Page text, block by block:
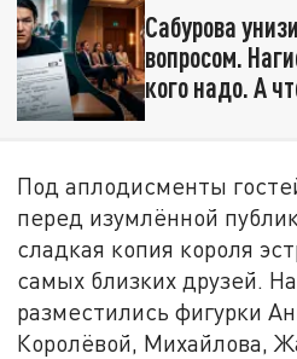
Сабурова
вопросом.
кого надо. А
Под аплодисменты
перед изумлённой
сладкая копия короля
самых близких друзей.
разместились фигурки
Королёвой, Михайлова,